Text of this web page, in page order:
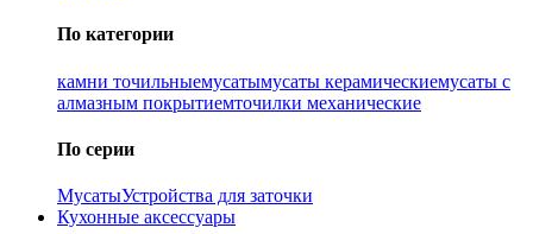
По категории
камни точильныемусатымусаты керамическиемусаты с
алмазным покрытиемточилки механические
По серии
МусатыУстройства для заточки
Кухонные аксессуары